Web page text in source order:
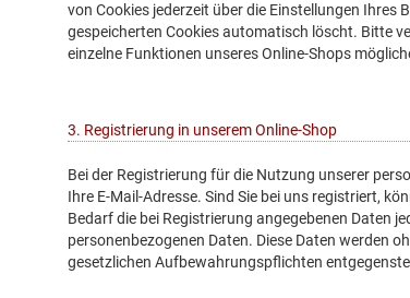
von Cookies jederzeit über die Einstellungen Ihres
gespeicherten Cookies automatisch löscht. Bitte
einzelne Funktionen unseres Online-Shops
3. Registrierung in unserem Online-Shop
Bei der Registrierung für die Nutzung unserer
Ihre E-Mail-Adresse. Sind Sie bei uns registriert,
Bedarf die bei Registrierung angegebenen Daten
personenbezogenen Daten. Diese Daten werden
gesetzlichen Aufbewahrungspflichten